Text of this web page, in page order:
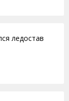
ледостав